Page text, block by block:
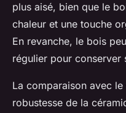
plus aisé, bien que le
chaleur et une touche
En revanche, le bois
régulier pour conserver
La comparaison avec le
robustesse de la